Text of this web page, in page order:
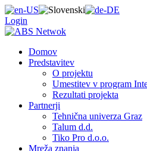
Login
Domov
Predstavitev
O projektu
Umestitev v program
Rezultati projekta
Partnerji
Tehnična univerza Graz
Talum d.d.
Tiko Pro d.o.o.
Mreža znanja